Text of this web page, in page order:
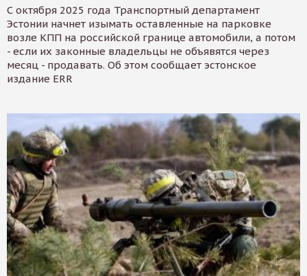
С октября 2025 года Транспортный департамент
Эстонии начнет изымать оставленные на парковке
возле КПП на российской границе автомобили, а потом
- если их законные владельцы не объявятся через
месяц - продавать. Об этом сообщает эстонское
издание ERR